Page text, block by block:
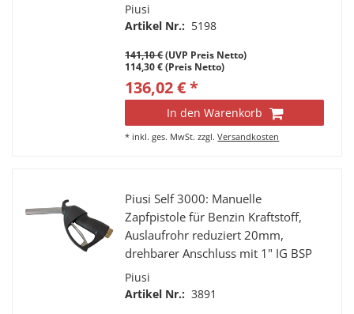
Piusi
Artikel Nr.: 5198
141,10 €(UVP Preis Netto)
114,30 € (Preis Netto)
136,02 € *
In den Warenkorb
* inkl. ges. MwSt. zzgl.Versandkosten
Piusi Self 3000: Manuelle
Zapfpistole für Benzin Kraftstoff,
Auslaufrohr reduziert 20mm,
drehbarer Anschluss mit 1" IG BSP
Piusi
Artikel Nr.: 3891